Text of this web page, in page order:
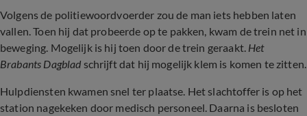
Volgens de politiewoordvoerder zou de man iets hebben laten
vallen. Toen hij dat probeerde op te pakken, kwam de trein net in
beweging. Mogelijk is hij toen door de trein geraakt. Het
Brabants Dagblad schrijft dat hij mogelijk klem is komen te zitten.
Hulpdiensten kwamen snel ter plaatse. Het slachtoffer is op het
station nagekeken door medisch personeel. Daarna is besloten